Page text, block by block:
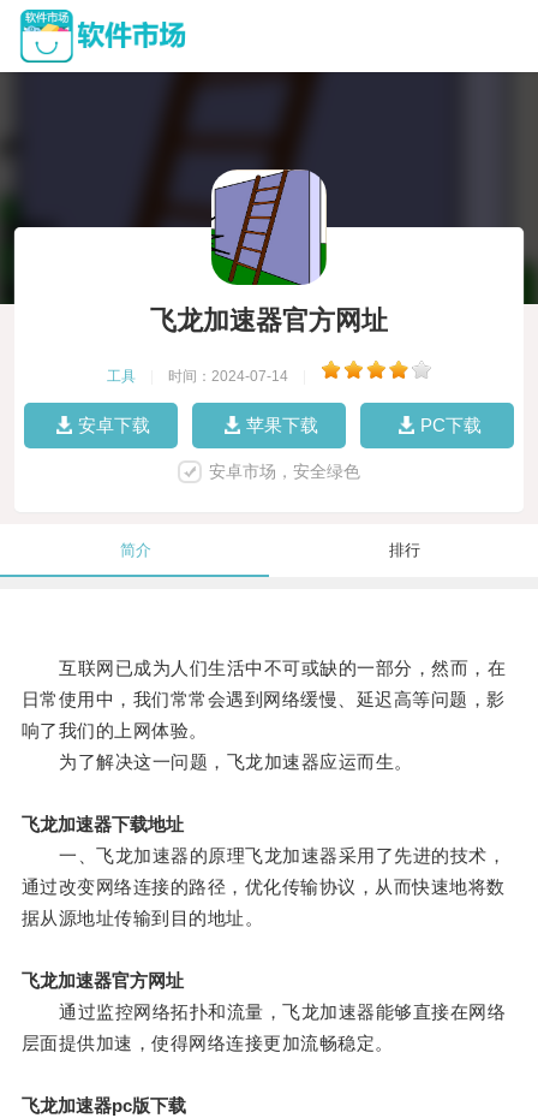
飞龙加速器官方网址
工具 时间：2024-07-14
安卓下载 苹果下载 PC下载
安卓市场，安全绿色
简介 排行
互联网已成为人们生活中不可或缺的一部分，然而，在
日常使用中，我们常常会遇到网络缓慢、延迟高等问题，影
响了我们的上网体验。
为了解决这一问题，飞龙加速器应运而生。
飞龙加速器下载地址
一、飞龙加速器的原理飞龙加速器采用了先进的技术，
通过改变网络连接的路径，优化传输协议，从而快速地将数
据从源地址传输到目的地址。
飞龙加速器官方网址
通过监控网络拓扑和流量，飞龙加速器能够直接在网络
层面提供加速，使得网络连接更加流畅稳定。
飞龙加速器pc版下载